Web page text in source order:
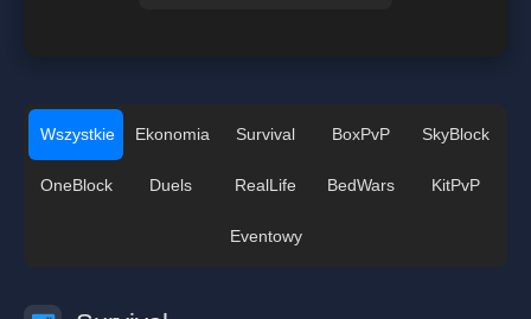
Wszystkie Ekonomia Survival BoxPvP SkyBlock
OneBlock Duels RealLife BedWars KitPvP
Eventowy